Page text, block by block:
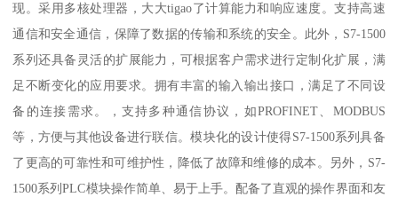
现。采用多核处理器，大大tigao了计算能力和响应速度。支持高速
通信和安全通信，保障了数据的传输和系统的安全。此外，S7-1500
系列还具备灵活的扩展能力，可根据客户需求进行定制化扩展，满
足不断变化的应用要求。拥有丰富的输入输出接口，满足了不同设
备的连接需求。，支持多种通信协议，如PROFINET、MODBUS
等，方便与其他设备进行联信。模块化的设计使得S7-1500系列具备
了更高的可靠性和可维护性，降低了故障和维修的成本。另外，S7-
1500系列PLC模块操作简单、易于上手。配备了直观的操作界面和友